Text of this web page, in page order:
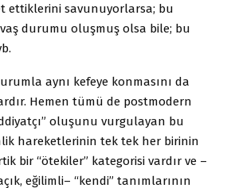
ettiklerini savunuyorlarsa; bu
durumu oluşmuş olsa bile; bu
aynı kefeye konmasını da
Hemen tümü de postmodern
oluşunu vurgulayan bu
hareketlerinin tek tek her birinin
bir “ötekiler” kategorisi vardır ve –
eğilimli– “kendi” tanımlarının